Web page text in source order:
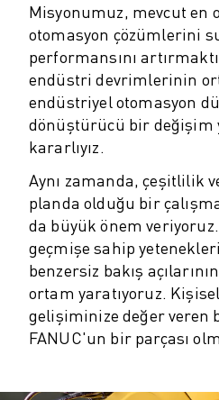
ROBOSHOT TOPLAM SAHIP OLMA
TEL EROZYON MAKINELERI
ROBOCUT TEL EROZYON MAKINELERI
ROBOCUT DONANIM
ROBOCUT YAZILIMI
ROBOCUT ÖNLEYICI BAKIM
ROBOCUT SÜRDÜRÜLEBILIRLIK
IIOT ÇÖZÜMLERI
AKILLI FABRIKA ÇÖZÜMLERI
ÜRETIM VERIMLILIĞINI ARTIRMAK
ÜRÜN KAYDI » FANUC PORTAL
VAKA ÇALIŞMALARI
ÇÖZÜMLER
ENDÜSTRILER
TÜM SEKTÖRLER
OTOMOTIV
Misyonumuz, mevcut en
otomasyon çözümlerini
performansını
endüstri devrimlerinin
endüstriyel otomasyon
dönüştürücü bir değişim
kararlıyız.
Aynı zamanda, çeşitlilik
planda olduğu bir
da büyük önem
geçmişe sahip
benzersiz bakış
ortam yaratıyoruz.
gelişiminize değer veren
FANUC'un bir parçası